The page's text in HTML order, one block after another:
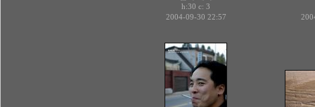
h:30 c: 3
2004-09-30 22:57